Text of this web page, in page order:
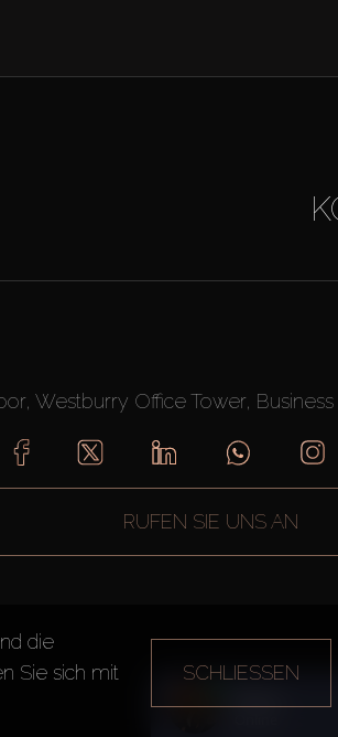
Westburry Office Tower,
RUFEN SIE UNS AN
die
Sie sich mit
SCHLIESSEN